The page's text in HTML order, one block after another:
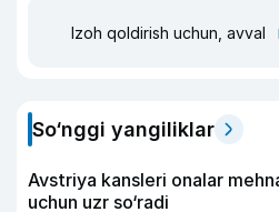
Izoh qoldirish uchun, avval
So‘nggi yangiliklar
Avstriya kansleri onalar
uchun uzr so‘radi